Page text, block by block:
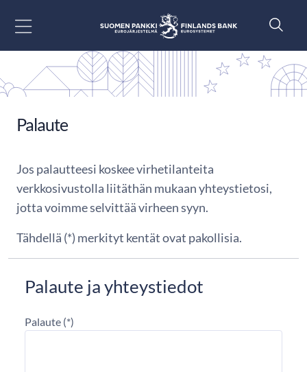
Palaute
Jos palautteesi koskee virhetilanteita
verkkosivustolla liitäthän mukaan yhteystietosi,
jotta voimme selvittää virheen syyn.
Tähdellä (*) merkityt kentät ovat pakollisia.
Palaute ja yhteystiedot
Palaute